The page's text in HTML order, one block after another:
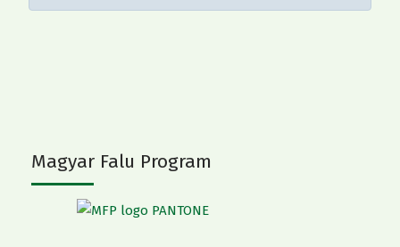
Magyar Falu Program